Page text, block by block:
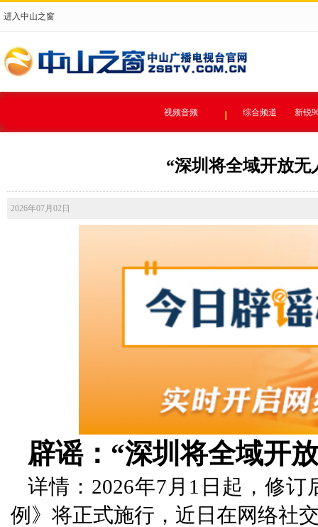
进入中山之窗
视频音频 综合频道 新锐
“深圳将全域开放无
2026年07月02日
辟谣：“深圳将全域开
详情：2026年7月1日起，修
例》将正式施行，近日在网络社